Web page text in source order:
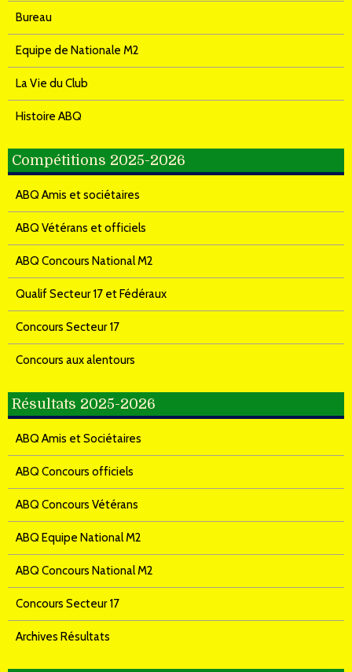
Bureau
Equipe de Nationale M2
La Vie du Club
Histoire ABQ
Compétitions 2025-2026
ABQ Amis et sociétaires
ABQ Vétérans et officiels
ABQ Concours National M2
Qualif Secteur 17 et Fédéraux
Concours Secteur 17
Concours aux alentours
Résultats 2025-2026
ABQ Amis et Sociétaires
ABQ Concours officiels
ABQ Concours Vétérans
ABQ Equipe National M2
ABQ Concours National M2
Concours Secteur 17
Archives Résultats